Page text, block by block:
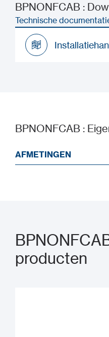
BPNONFCAB :
Technische
BPNONFCAB :
AFMETINGEN
producten